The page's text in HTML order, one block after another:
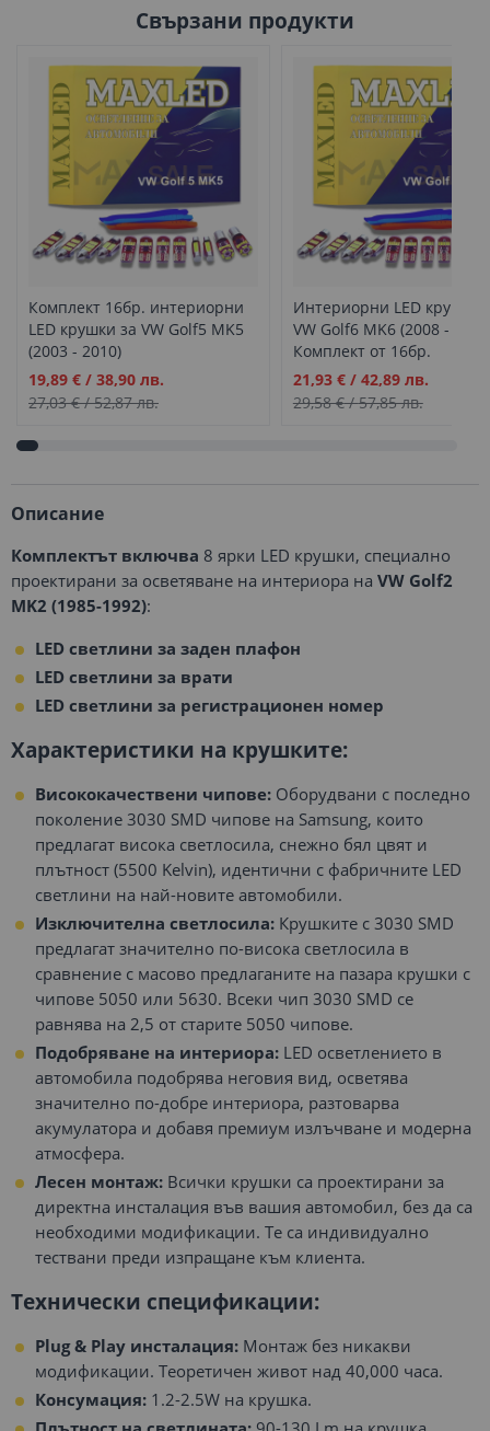
Свързани продукти
Комплект 16бр. интериорни
LED крушки за VW Golf5 MK5
(2003 - 2010)
Промо
цена
19,89 € / 38,90 лв.
27,03 €/52,87 лв.
Интериорни LED крушки
VW Golf6 MK6 (2008 -
Комплект от 16бр.
Промо
цена
21,93 €/ 42,89 лв.
29,58 €/57,85 лв.
Описание
Комплектът включва 8 ярки LED крушки, специално
проектирани за осветяване на интериора на VW Golf2
MK2 (1985-1992):
LED светлини за заден плафон
LED светлини за врати
LED светлини за регистрационен номер
Характеристики на крушките:
Висококачествени чипове: Оборудвани с последно
поколение 3030 SMD чипове на Samsung, които
предлагат висока светлосила, снежно бял цвят и
плътност (5500 Kelvin), идентични с фабричните LED
светлини на най-новите автомобили.
Изключителна светлосила: Крушките с 3030 SMD
предлагат значително по-висока светлосила в
сравнение с масово предлаганите на пазара крушки с
чипове 5050 или 5630. Всеки чип 3030 SMD се
равнява на 2,5 от старите 5050 чипове.
Подобряване на интериора: LED осветлението в
автомобила подобрява неговия вид, осветява
значително по-добре интериора, разтоварва
акумулатора и добавя премиум излъчване и модерна
атмосфера.
Лесен монтаж: Всички крушки са проектирани за
директна инсталация във вашия автомобил, без да са
необходими модификации. Те са индивидуално
тествани преди изпращане към клиента.
Технически спецификации:
Plug & Play инсталация: Монтаж без никакви
модификации. Теоретичен живот над 40,000 часа.
Консумация: 1.2-2.5W на крушка.